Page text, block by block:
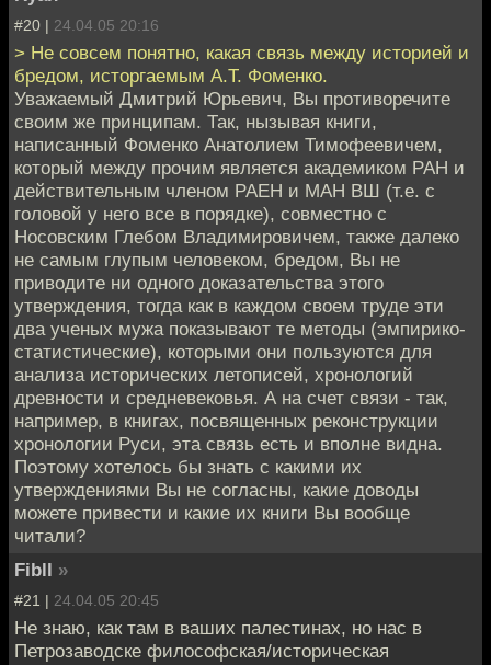
#20 | 24.04.05 20:16
> Не совсем понятно, какая связь между историей и
бредом, исторгаемым А.Т. Фоменко.
Уважаемый Дмитрий Юрьевич, Вы противоречите
своим же принципам. Так, нызывая книги,
написанный Фоменко Анатолием Тимофеевичем,
который между прочим является академиком РАН и
действительным членом РАЕН и МАН ВШ (т.е. с
головой у него все в порядке), совместно с
Носовским Глебом Владимировичем, также далеко
не самым глупым человеком, бредом, Вы не
приводите ни одного доказательства этого
утверждения, тогда как в каждом своем труде эти
два ученых мужа показывают те методы (эмпирико-
статистические), которыми они пользуются для
анализа исторических летописей, хронологий
древности и средневековья. А на счет связи - так,
например, в книгах, посвященных реконструкции
хронологии Руси, эта связь есть и вполне видна.
Поэтому хотелось бы знать с какими их
утверждениями Вы не согласны, какие доводы
можете привести и какие их книги Вы вообще
читали?
Fibll »
#21 | 24.04.05 20:45
Не знаю, как там в ваших палестинах, но нас в
Петрозаводске философская/историческая